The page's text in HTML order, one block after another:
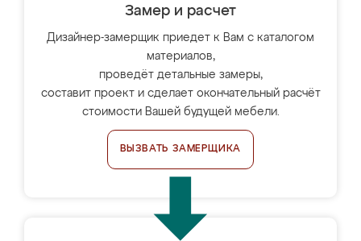
Замер и расчет
Дизайнер-замерщик приедет к Вам с каталогом
материалов,
проведёт детальные замеры,
составит проект и сделает окончательный расчёт
стоимости Вашей будущей мебели.
ВЫЗВАТЬ ЗАМЕРЩИКА